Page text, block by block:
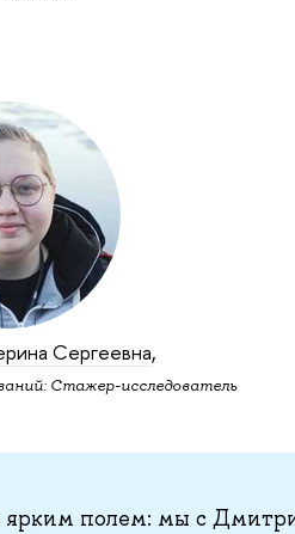
Сергеевна,
Стажер-исследователь
ярким полем: мы с